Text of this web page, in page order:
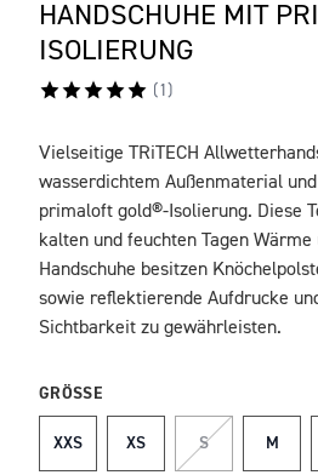
HANDSCHUHE MIT
ISOLIERUNG
( 1 )
BESCHREIBUNG
Vielseitige TRiTECH
wasserdichtem Außenmaterial
primaloft gold®-Isolierung. Diese
kalten und feuchten Tagen
Handschuhe besitzen
sowie reflektierende Aufdrucke
Sichtbarkeit zu gewährleisten.
GRÖSSE
XXS XS S M